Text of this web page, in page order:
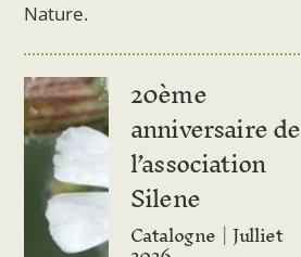
Nature.
20ème
anniversaire de
l’association
Silene
Catalogne Julliet